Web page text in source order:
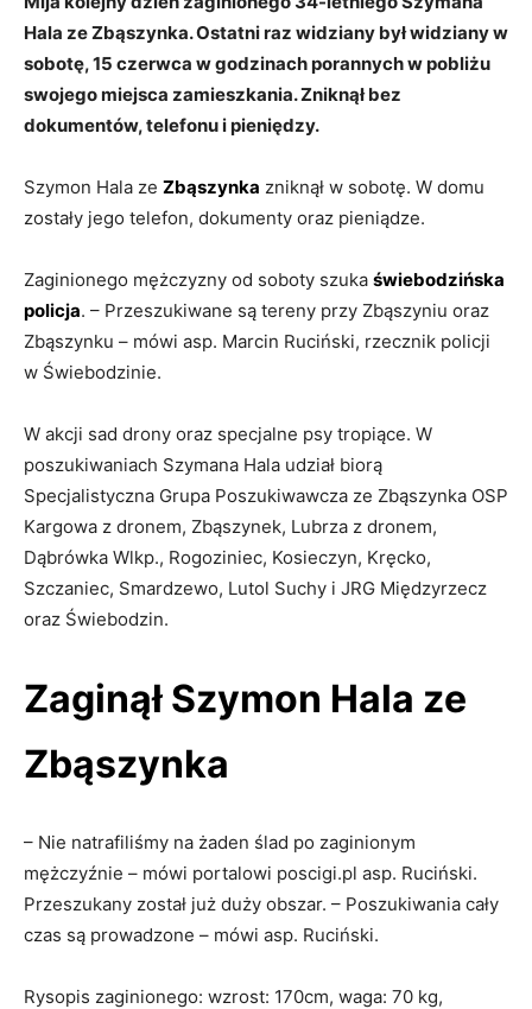
Hala ze Zbąszynka. Ostatni raz widziany był widziany w
sobotę, 15 czerwca w godzinach porannych w pobliżu
swojego miejsca zamieszkania. Zniknął bez
dokumentów, telefonu i pieniędzy.
Szymon Hala ze Zbąszynka zniknął w sobotę. W domu
zostały jego telefon, dokumenty oraz pieniądze.
Zaginionego mężczyzny od soboty szuka świebodzińska
policja. – Przeszukiwane są tereny przy Zbąszyniu oraz
Zbąszynku – mówi asp. Marcin Ruciński, rzecznik policji
w Świebodzinie.
W akcji sad drony oraz specjalne psy tropiące. W
poszukiwaniach Szymana Hala udział biorą
Specjalistyczna Grupa Poszukiwawcza ze Zbąszynka OSP
Kargowa z dronem, Zbąszynek, Lubrza z dronem,
Dąbrówka Wlkp., Rogoziniec, Kosieczyn, Kręcko,
Szczaniec, Smardzewo, Lutol Suchy i JRG Międzyrzecz
oraz Świebodzin.
Zaginął Szymon Hala ze
Zbąszynka
– Nie natrafiliśmy na żaden ślad po zaginionym
mężczyźnie – mówi portalowi poscigi.pl asp. Ruciński.
Przeszukany został już duży obszar. – Poszukiwania cały
czas są prowadzone – mówi asp. Ruciński.
Rysopis zaginionego: wzrost: 170cm, waga: 70 kg,